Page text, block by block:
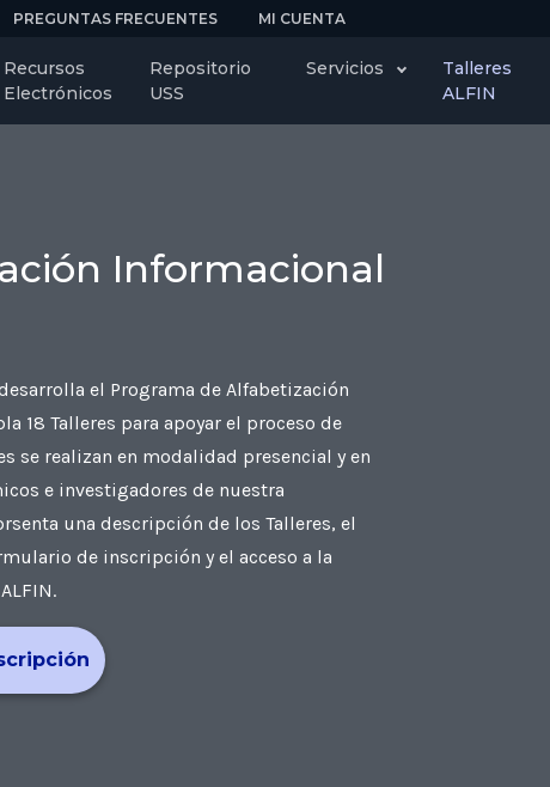
PREGUNTAS FRECUENTES MI CUENTA
Recursos
Electrónicos
Repositorio
USS
Servicios
Talleres
ALFIN
Informacional
el Programa de Alfabetización
18 Talleres para apoyar el proceso de
se realizan en modalidad presencial y en
e investigadores de nuestra
una descripción de los Talleres, el
de inscripción y el acceso a la